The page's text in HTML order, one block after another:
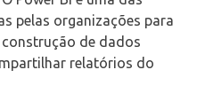
pelas organizações para
de dados
relatórios do